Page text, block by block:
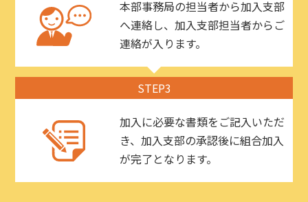
本部事務局の担当者から加入支部
へ連絡し、加入支部担当者からご
連絡が入ります。
STEP3
加入に必要な書類をご記入いただ
き、加入支部の承認後に組合加入
が完了となります。